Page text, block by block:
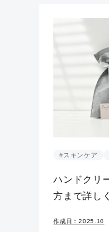
#スキンケア
ハンドクリ
方まで詳し
作成日：2025.10